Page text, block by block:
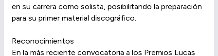
en su carrera como solista, posibilitando la preparación
para su primer material discográfico.
Reconocimientos
En la más reciente convocatoria a los Premios Lucas